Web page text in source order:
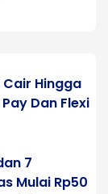
Cair Hingga
Dan Flexi
7
Mulai Rp50